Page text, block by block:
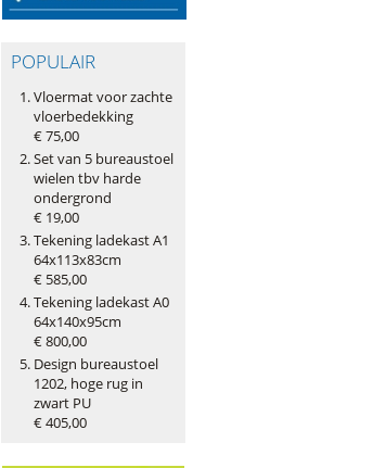
POPULAIR
Vloermat voor zachte
vloerbedekking
€ 75,00
Set van 5 bureaustoel
wielen tbv harde
ondergrond
€ 19,00
Tekening ladekast A1
64x113x83cm
€ 585,00
Tekening ladekast A0
64x140x95cm
€ 800,00
Design bureaustoel
1202, hoge rug in
zwart PU
€ 405,00